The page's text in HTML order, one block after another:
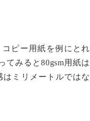
ピー用紙を例にとれ
てみると80gsm用紙は
はミリメートルではな